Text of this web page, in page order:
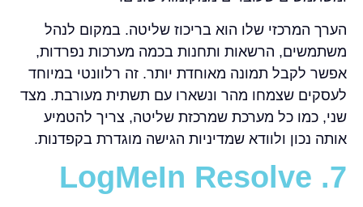
הערך המרכזי שלו הוא בריכוז שליטה. במקום לנהל
משתמשים, הרשאות ותחנות בכמה מערכות נפרדות,
אפשר לקבל תמונה מאוחדת יותר. זה רלוונטי במיוחד
לעסקים שצמחו מהר ונשארו עם תשתית מעורבת. מצד
שני, כמו כל מערכת שמרכזת שליטה, צריך להטמיע
אותה נכון ולוודא שמדיניות הגישה מוגדרת בקפדנות.
7. LogMeIn Resolve